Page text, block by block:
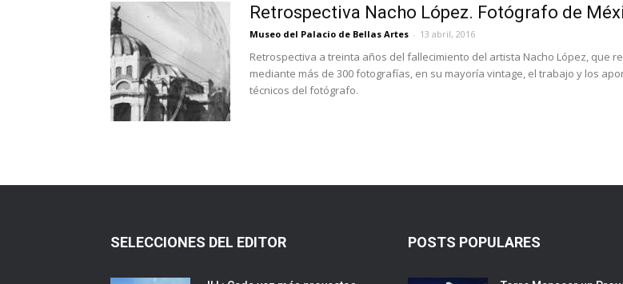
Retrospectiva Nacho López. Fotógrafo de
Museo del Palacio de Bellas Artes - 13 abril, 2016
Retrospectiva a treinta años del fallecimiento del artista Nacho López, que
mediante más de 300 fotografías, en su mayoría vintage, el trabajo y los
técnicos del fotógrafo.
SELECCIONES DEL EDITOR POSTS POPULARES